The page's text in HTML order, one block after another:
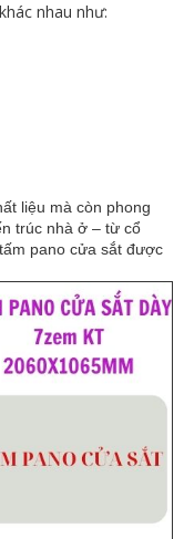
nhau như:
liệu mà còn phong
trúc nhà ở – từ cổ
pano cửa sắt được